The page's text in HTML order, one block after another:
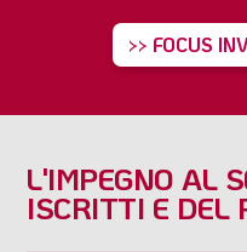
>> FOCUS
L'IMPEGNO AL
ISCRITTI E DEL